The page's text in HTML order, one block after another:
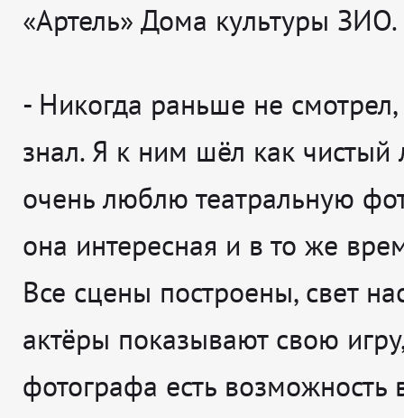
«Артель» Дома культуры ЗИО.
-Никогда раньше не смотрел,
знал. Я к ним шёл как чистый
очень люблю театральную
она интересная и в то же
Все сцены построены, свет
актёры показывают свою
фотографа есть возможность